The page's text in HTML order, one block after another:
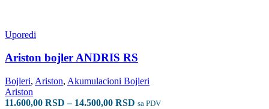
biti
na
stranici
proizvoda.
Uporedi
Ariston bojler ANDRIS RS
Bojleri, Ariston, Akumulacioni Bojleri
Ariston
11.600,00 RSD – 14.500,00 RSD Raspon
sa PDV